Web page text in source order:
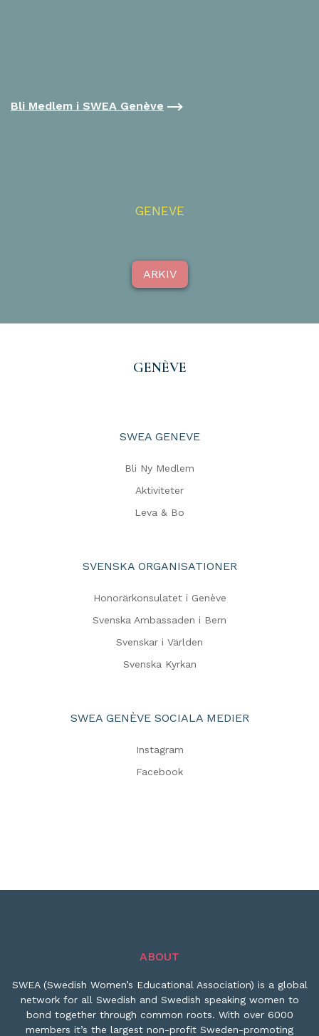
Bli Medlem i SWEA Genève
GENEVE
ARKIV
GENÈVE
SWEA GENEVE
Bli Ny Medlem
Aktiviteter
Leva & Bo
SVENSKA ORGANISATIONER
Honorärkonsulatet i Genève
Svenska Ambassaden i Bern
Svenskar i Världen
Svenska Kyrkan
SWEA GENÈVE SOCIALA MEDIER
Instagram
Facebook
ABOUT
SWEA (Swedish Women’s Educational Association) is a global
network for all Swedish and Swedish speaking women to
bond together through common roots. With over 6000
members it’s the largest non-profit Sweden-promoting